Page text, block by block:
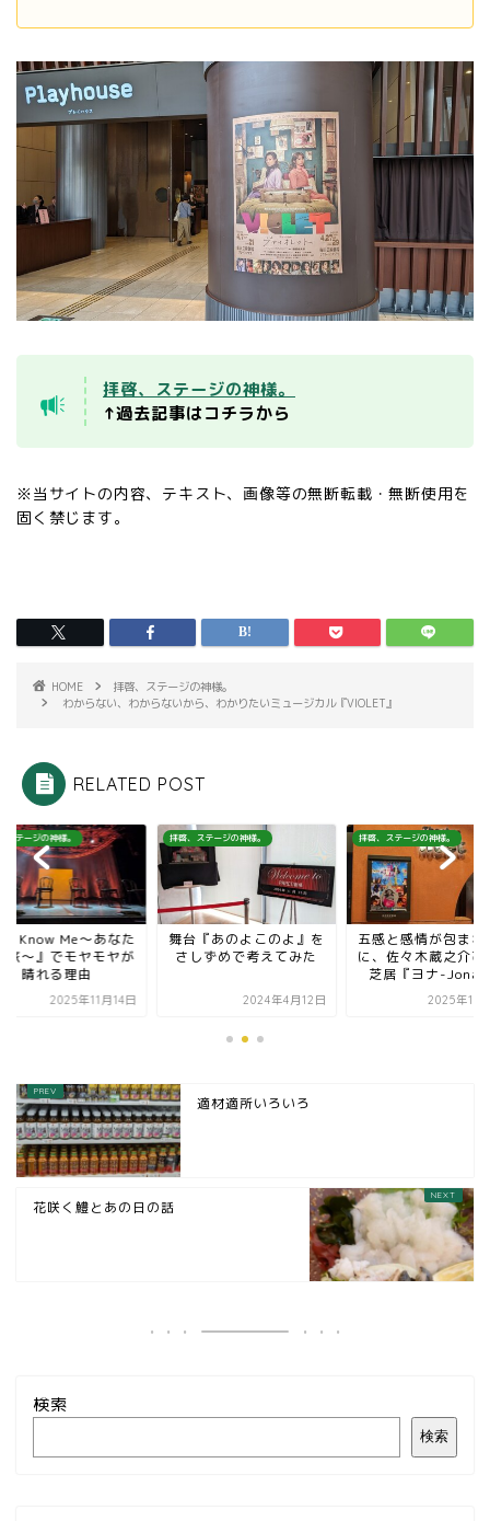
拝啓、ステージの神様。
↑過去記事はコチラから
※当サイトの内容、テキスト、画像等の無断転載・無断使用を
固く禁じます。
HOME
拝啓、ステージの神様。
わからない、わからないから、わかりたいミュージカル『VIOLET』
RELATED POST
ステージの神様。
『あのよこのよ』を
ずめで考えてみた
2024年4月12日
拝啓、ステージの神様。
五感と感情が包まれたの
に、佐々木蔵之介ひとり
2025年10月10日
拝啓、ステージの神様。
『You Know Me～
との旅～』でモヤモ
晴れる理由
2025年11
適材適所いろいろ
花咲く鱧とあの日の話
検索
検索